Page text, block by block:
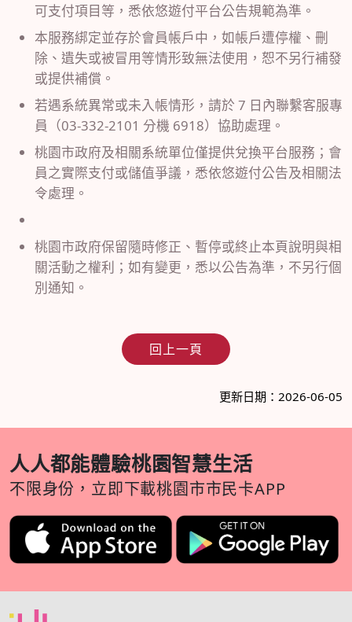
可支付項目等，悉依悠遊付平台公告規範為準。
本服務綁定並存於會員帳戶中，如帳戶遭停權、刪
除、遺失或被冒用等情形致無法使用，恕不另行補發
或提供補償。
若遇系統異常或未入帳情形，請於 7 日內聯繫客服專
員（03-332-2101 分機 6918）協助處理。
桃園市政府及相關系統單位僅提供兌換平台服務；會
員之實際支付或儲值爭議，悉依悠遊付公告及相關法
令處理。
桃園市政府保留隨時修正、暫停或終止本頁說明與相
關活動之權利；如有變更，悉以公告為準，不另行個
別通知。
回上一頁
更新日期：2026-06-05
人人都能體驗桃園智慧生活
不限身份，立即下載桃園市市民卡APP